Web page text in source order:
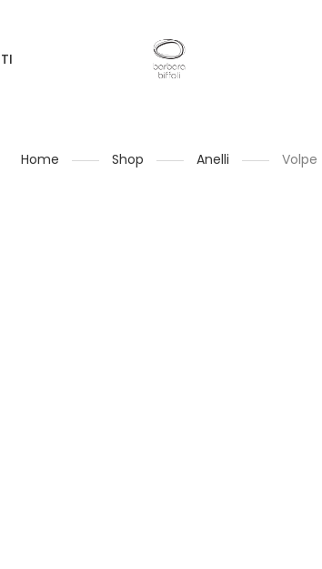
Home Shop Anelli Volpe